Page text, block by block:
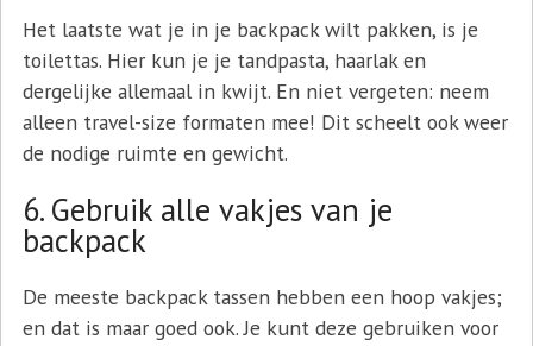
Het laatste wat je in je backpack wilt pakken, is je
toilettas. Hier kun je je tandpasta, haarlak en
dergelijke allemaal in kwijt. En niet vergeten: neem
alleen travel-size formaten mee! Dit scheelt ook weer
de nodige ruimte en gewicht.
6. Gebruik alle vakjes van je
backpack
De meeste backpack tassen hebben een hoop vakjes;
en dat is maar goed ook. Je kunt deze gebruiken voor